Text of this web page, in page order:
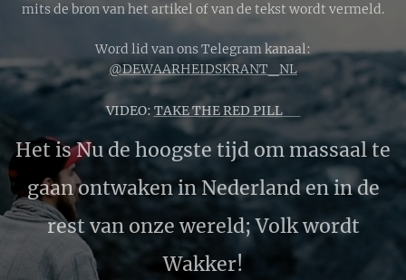
mits de bron van het artikel of van de tekst wordt vermeld.
Word lid van ons Telegram kanaal:
@DEWAARHEIDSKRANT_NL
VIDEO: TAKE THE RED PILL 🔴
Het is Nu de hoogste tijd om massaal te
gaan ontwaken in Nederland en in de
rest van onze wereld; Volk wordt
Wakker!